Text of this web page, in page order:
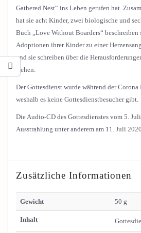
Gathered Nest“ ins Leben gerufen hat.
hat sie acht Kinder, zwei biologische und
Buch „Love Without Boarders“ beschreiben
Adoptionen ihrer Kinder zu einer
und sie schreiben über die
stehen.
Der Gottesdienst wurde während der Corona
weshalb es keine Gottesdienstbesucher gibt.
Die Audio-CD des Gottesdienstes vom 5.
Ausstrahlung unter anderem am 11. Juli 2020.
Zusätzliche Informationen
Gewicht 50 g
Inhalt